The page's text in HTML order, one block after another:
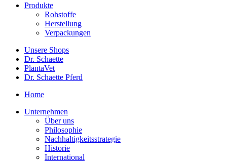
Produkte
Rohstoffe
Herstellung
Verpackungen
Unsere Shops
Dr. Schaette
PlantaVet
Dr. Schaette Pferd
Home
Unternehmen
Über uns
Philosophie
Nachhaltigkeitsstrategie
Historie
International